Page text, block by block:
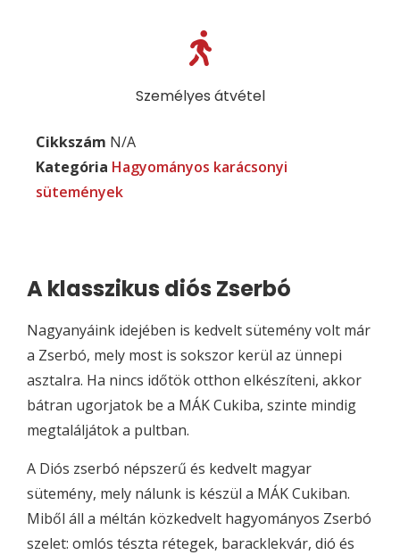
Személyes átvétel
Cikkszám N/A
Kategória Hagyományos karácsonyi
sütemények
A klasszikus diós Zserbó
Nagyanyáink idejében is kedvelt sütemény volt már
a Zserbó, mely most is sokszor kerül az ünnepi
asztalra. Ha nincs időtök otthon elkészíteni, akkor
bátran ugorjatok be a MÁK Cukiba, szinte mindig
megtaláljátok a pultban.
A Diós zserbó népszerű és kedvelt magyar
sütemény, mely nálunk is készül a MÁK Cukiban.
Miből áll a méltán közkedvelt hagyományos Zserbó
szelet: omlós tészta rétegek, baracklekvár, dió és